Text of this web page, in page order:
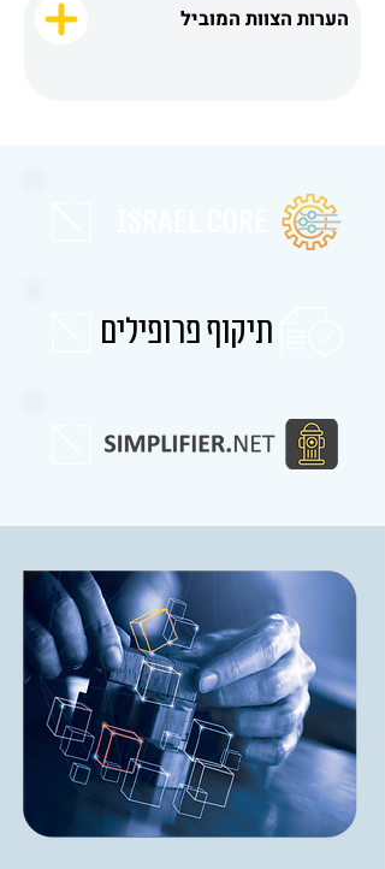
הערות הצוות המוביל
תיקוף פרופילים